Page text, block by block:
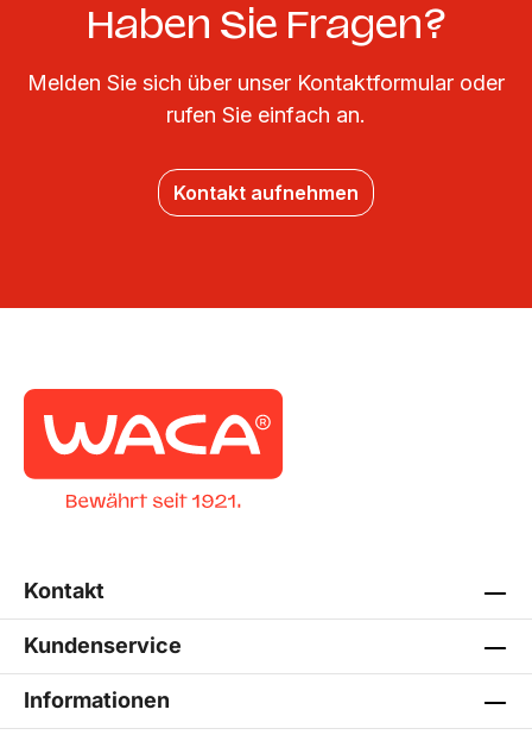
Haben Sie Fragen?
Melden Sie sich über unser Kontaktformular oder
rufen Sie einfach an.
Kontakt aufnehmen
Kontakt
Kundenservice
Informationen